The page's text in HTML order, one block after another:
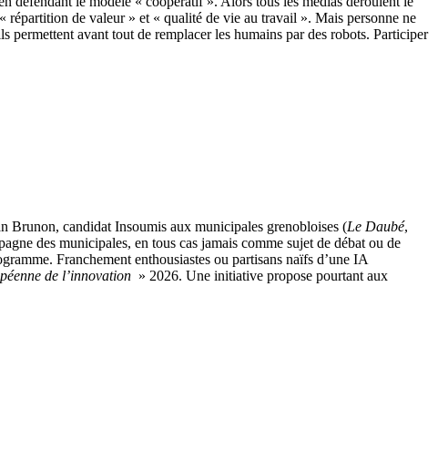
répartition de valeur » et « qualité de vie au travail ». Mais personne ne
permettent avant tout de remplacer les humains par des robots. Participer
Brunon, candidat Insoumis aux municipales grenobloises (Le Daubé,
des municipales, en tous cas jamais comme sujet de débat ou de
Franchement enthousiastes ou partisans naïfs d’une IA
de l’innovation » 2026. Une initiative propose pourtant aux